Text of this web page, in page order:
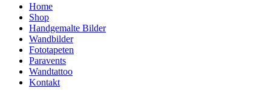
Home
Shop
Handgemalte Bilder
Wandbilder
Fototapeten
Paravents
Wandtattoo
Kontakt